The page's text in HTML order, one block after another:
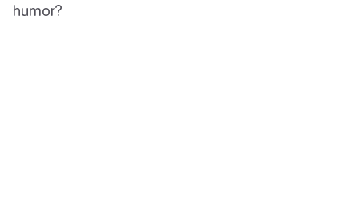
humor?